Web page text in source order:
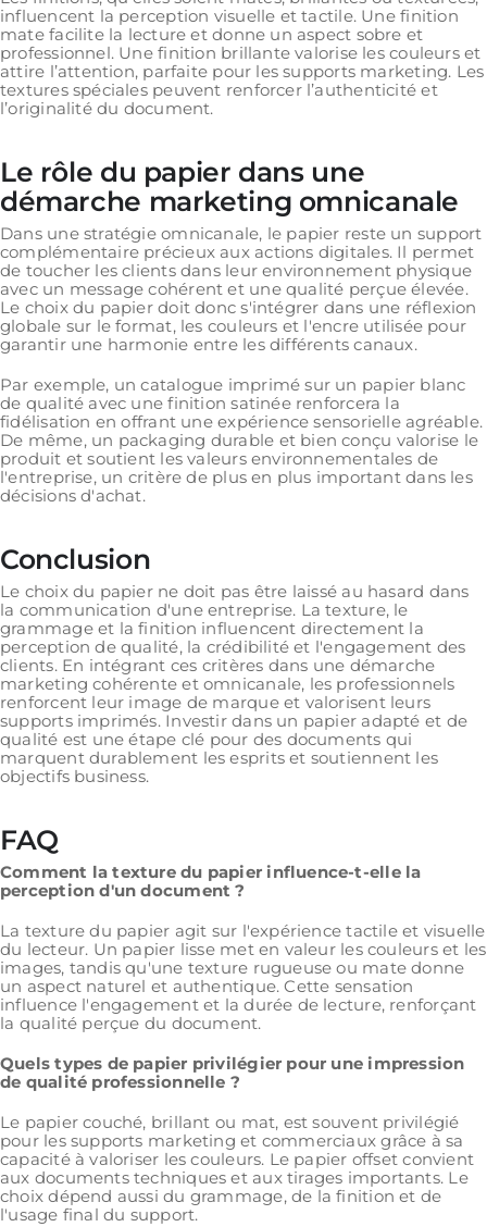
influencent la perception visuelle et tactile. Une finition
mate facilite la lecture et donne un aspect sobre et
professionnel. Une finition brillante valorise les couleurs et
attire l’attention, parfaite pour les supports marketing. Les
textures spéciales peuvent renforcer l’authenticité et
l’originalité du document.
Le rôle du papier dans une
démarche marketing omnicanale
Dans une stratégie omnicanale, le papier reste un support
complémentaire précieux aux actions digitales. Il permet
de toucher les clients dans leur environnement physique
avec un message cohérent et une qualité perçue élevée.
Le choix du papier doit donc s'intégrer dans une réflexion
globale sur le format, les couleurs et l'encre utilisée pour
garantir une harmonie entre les différents canaux.
Par exemple, un catalogue imprimé sur un papier blanc
de qualité avec une finition satinée renforcera la
fidélisation en offrant une expérience sensorielle agréable.
De même, un packaging durable et bien conçu valorise le
produit et soutient les valeurs environnementales de
l'entreprise, un critère de plus en plus important dans les
décisions d'achat.
Conclusion
Le choix du papier ne doit pas être laissé au hasard dans
la communication d'une entreprise. La texture, le
grammage et la finition influencent directement la
perception de qualité, la crédibilité et l'engagement des
clients. En intégrant ces critères dans une démarche
marketing cohérente et omnicanale, les professionnels
renforcent leur image de marque et valorisent leurs
supports imprimés. Investir dans un papier adapté et de
qualité est une étape clé pour des documents qui
marquent durablement les esprits et soutiennent les
objectifs business.
FAQ
Comment la texture du papier influence-t-elle la
perception d'un document ?
La texture du papier agit sur l'expérience tactile et visuelle
du lecteur. Un papier lisse met en valeur les couleurs et les
images, tandis qu'une texture rugueuse ou mate donne
un aspect naturel et authentique. Cette sensation
influence l'engagement et la durée de lecture, renforçant
la qualité perçue du document.
Quels types de papier privilégier pour une impression
de qualité professionnelle ?
Le papier couché, brillant ou mat, est souvent privilégié
pour les supports marketing et commerciaux grâce à sa
capacité à valoriser les couleurs. Le papier offset convient
aux documents techniques et aux tirages importants. Le
choix dépend aussi du grammage, de la finition et de
l'usage final du support.